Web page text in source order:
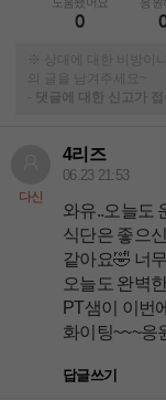
0
※ 상대에 대한 비방이
의 글을 남겨주세요~
-
댓글에 대한 신고가
다신
4리즈
06.23 21:53
와유..오늘도
식단은 좋으
같아요🤣 너
오늘도 완벽
PT샘이 이번
화이팅~~~응
답글쓰기